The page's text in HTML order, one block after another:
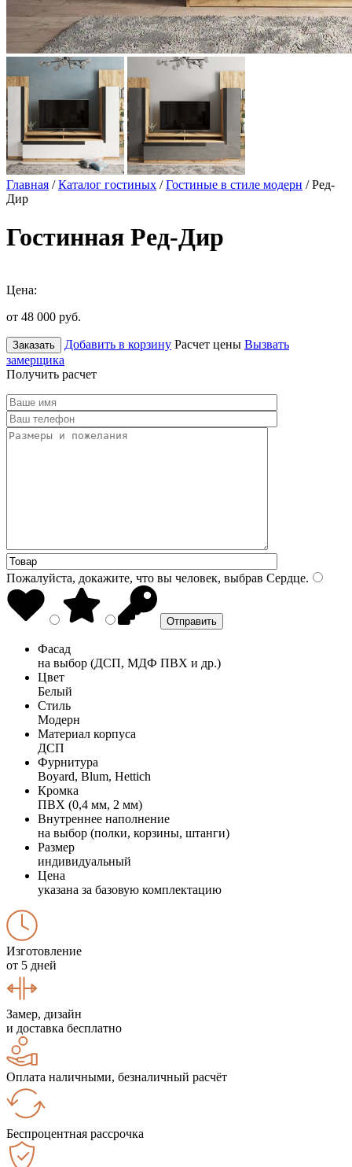
Главная /Каталог гостиных /Гостиные в стиле модерн / Ред-
Дир
Гостинная Ред-Дир
Цена:
от 48 000 руб.
Заказать Добавить в корзину Расчет цены Вызвать
замерщика
Получить расчет
Пожалуйста, докажите, что вы человек, выбрав Сердце.
Фасад
на выбор (ДСП, МДФ ПВХ и др.)
Цвет
Белый
Стиль
Модерн
Материал корпуса
ДСП
Фурнитура
Boyard, Blum, Hettich
Кромка
ПВХ (0,4 мм, 2 мм)
Внутреннее наполнение
на выбор (полки, корзины, штанги)
Размер
индивидуальный
Цена
указана за базовую комплектацию
Изготовление
от 5 дней
Замер, дизайн
и доставка бесплатно
Оплата наличными, безналичный расчёт
Беспроцентная рассрочка